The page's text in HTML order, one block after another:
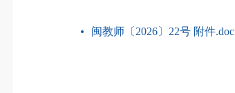
闽教师〔2026〕22号 附件.doc